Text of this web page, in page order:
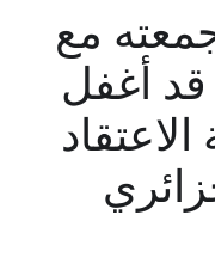
مع
قد أغفل